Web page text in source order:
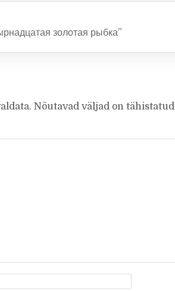
золотая рыбка”
Nõutavad väljad on tähistatud